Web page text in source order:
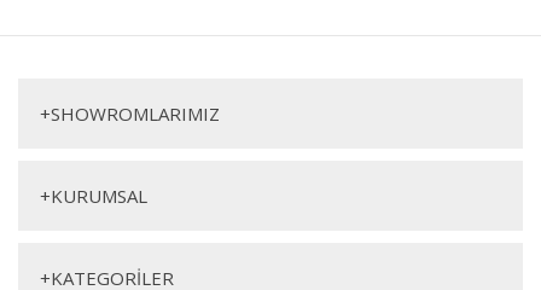
Rosita Yatak Odası Takımı
+SHOWROMLARIMIZ
+KURUMSAL
+KATEGORİLER